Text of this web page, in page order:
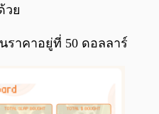
วย
ราคาอยู่ที่ 50 ดอลลาร์